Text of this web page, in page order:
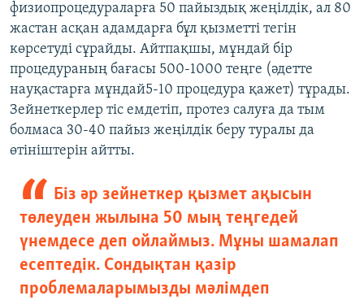
физиопроцедураларға 50 пайыздық жеңілдік, ал 80
жастан асқан адамдарға бұл қызметті тегін
көрсетуді сұрайды. Айтпақшы, мұндай бір
процедураның бағасы 500-1000 теңге (әдетте
науқастарға мұндай5-10 процедура қажет) тұрады.
Зейнеткерлер тіс емдетіп, протез салуға да тым
болмаса 30-40 пайыз жеңілдік беру туралы да
өтініштерін айтты.
Біз әр зейнеткер қызмет ақысын
төлеуден жылына 50 мың теңгедей
үнемдесе деп ойлаймыз. Мұны шамалап
есептедік. Сондықтан қазір
проблемаларымызды мәлімдеп